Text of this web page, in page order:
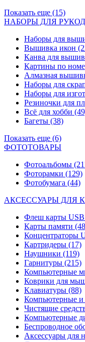
Показать еще (15)
НАБОРЫ ДЛЯ
Наборы для
Вышивка икон
Канва для
Картины по
Алмазная
Наборы для
Наборы для
Резиночки для
Всё для хобби
Багеты (38)
Показать еще (6)
ФОТОТОВАРЫ
Фотоальбомы
Фоторамки (129)
Фотобумага (44)
АКСЕССУАРЫ ДЛЯ
Флеш карты USB
Карты памяти
Концентраторы
Картридеры (17)
Наушники (119)
Гарнитуры (215)
Компьютерные
Коврики для
Клавиатуры (88)
Компьютерные и
Чистящие
Компьютерные
Беспроводное
Аксессуары для